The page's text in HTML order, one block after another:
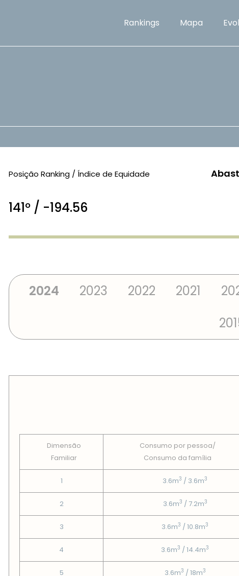
Rankings Mapa
Posição Ranking / Índice de Equidade
141º / -194.56
2024 2023 2022 2021
Dimensão
Familiar
Consumo por pessoa/
Consumo da famí­lia
1 3.6m3 / 3.6m3
2 3.6m3 / 7.2m3
3 3.6m3 / 10.8m3
4 3.6m3 / 14.4m3
5 3.6m3 / 18m3